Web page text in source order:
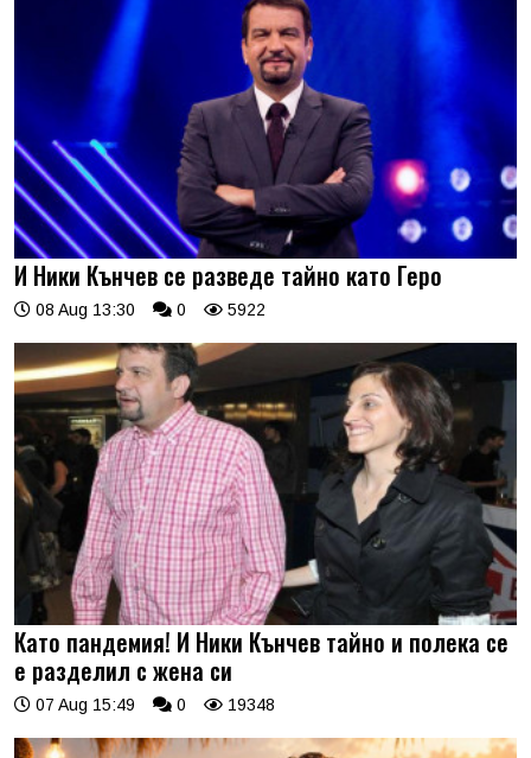
И Ники Кънчев се разведе тайно като Геро
08 Aug 13:30 0 5922
Като пандемия! И Ники Кънчев тайно и полека се
е разделил с жена си
07 Aug 15:49 0 19348